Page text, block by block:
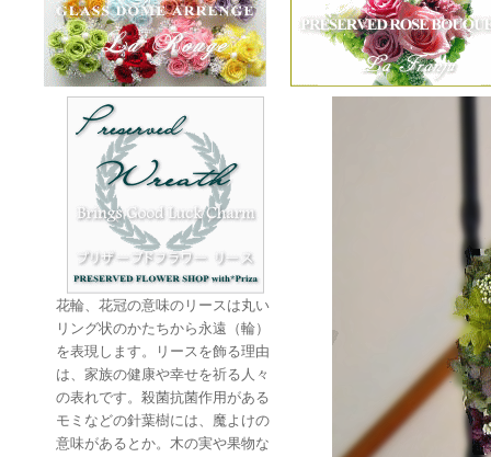
花輪、花冠の意味のリースは丸い
リング状のかたちから永遠（輪）
を表現します。リースを飾る理由
は、家族の健康や幸せを祈る人々
の表れです。殺菌抗菌作用がある
モミなどの針葉樹には、魔よけの
意味があるとか。木の実や果物な